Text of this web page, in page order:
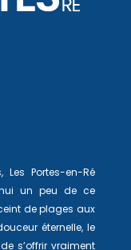
Portes-en-Ré
un peu de ce
de plages aux
éternelle, le
s’offrir vraiment